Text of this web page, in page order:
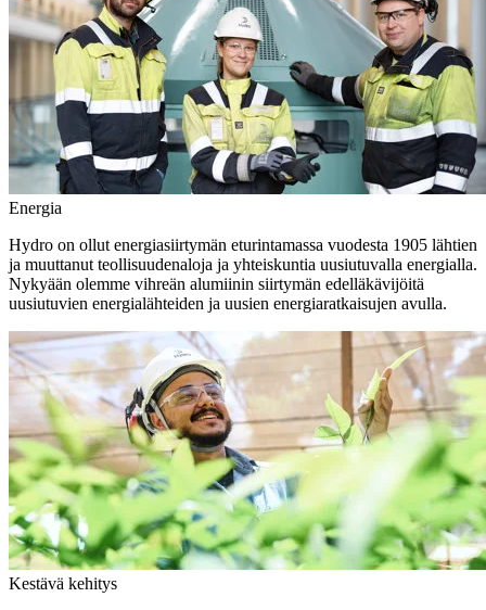
Energia
Hydro on ollut energiasiirtymän eturintamassa vuodesta 1905 lähtien
ja muuttanut teollisuudenaloja ja yhteiskuntia uusiutuvalla energialla.
Nykyään olemme vihreän alumiinin siirtymän edelläkävijöitä
uusiutuvien energialähteiden ja uusien energiaratkaisujen avulla.
Kestävä kehitys